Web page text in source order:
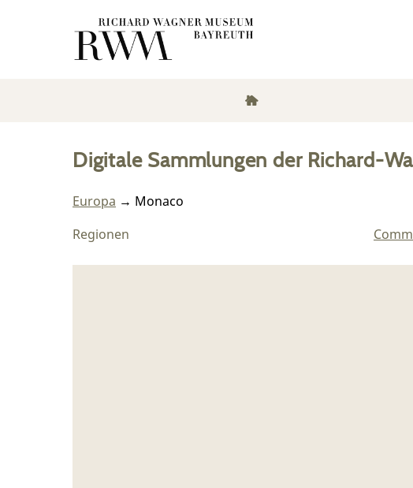
Digitale Sammlungen der Richard-
Europa → Monaco
Regionen